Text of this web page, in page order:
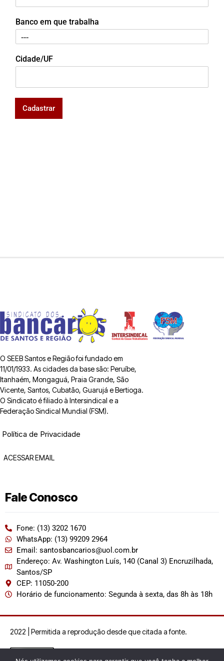
Banco em que trabalha
Cidade/UF
Cadastrar
O SEEB Santos e Região foi fundado em
11/01/1933. As cidades da base são: Peruíbe,
Itanhaém, Mongaguá, Praia Grande, São
Vicente, Santos, Cubatão, Guarujá e Bertioga.
O Sindicato é filiado à Intersindical e a
Federação Sindical Mundial (FSM).
Política de Privacidade
ACESSAR EMAIL
Fale Conosco
Fone: (13) 3202 1670
WhatsApp: (13) 99209 2964
Email: santosbancarios@uol.com.br
Endereço: Av. Washington Luís, 140 (Canal 3) Encruzilhada,
Santos/SP
CEP: 11050-200
Horário de funcionamento: Segunda à sexta, das 8h às 18h
2022 | Permitida a reprodução desde que citada a fonte.